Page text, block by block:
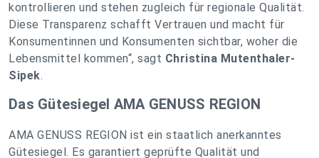
kontrollieren und stehen zugleich für regionale Qualität.
Diese Transparenz schafft Vertrauen und macht für
Konsumentinnen und Konsumenten sichtbar, woher die
Lebensmittel kommen“, sagt Christina Mutenthaler-
Sipek.
Das Gütesiegel AMA GENUSS REGION
AMA GENUSS REGION ist ein staatlich anerkanntes
Gütesiegel. Es garantiert geprüfte Qualität und